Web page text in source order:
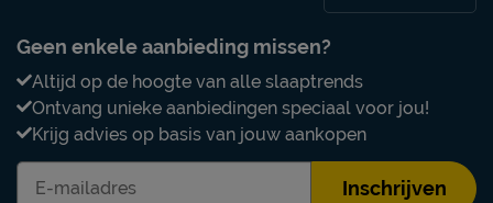
Geen enkele aanbieding missen?
Altijd op de hoogte van alle slaaptrends
Ontvang unieke aanbiedingen speciaal voor jou!
Krijg advies op basis van jouw aankopen
Inschrijven